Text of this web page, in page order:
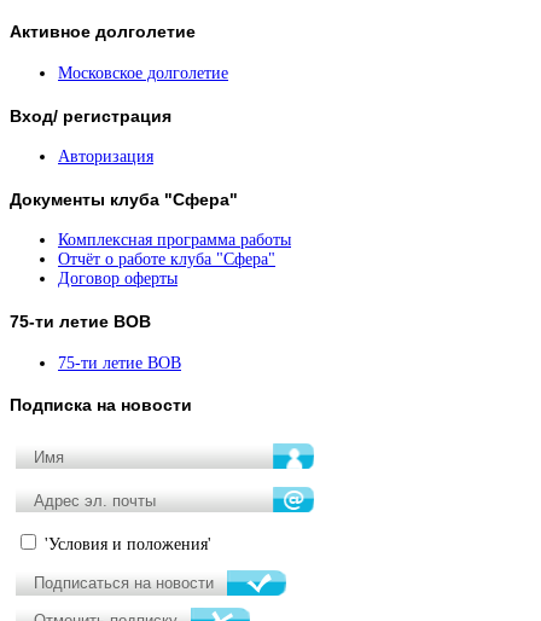
Активное долголетие
Московское долголетие
Вход/ регистрация
Авторизация
Документы клуба "Сфера"
Комплексная программа работы
Отчёт о работе клуба "Сфера"
Договор оферты
75-ти летие ВОВ
75-ти летие ВОВ
Подписка на новости
'Условия и положения'